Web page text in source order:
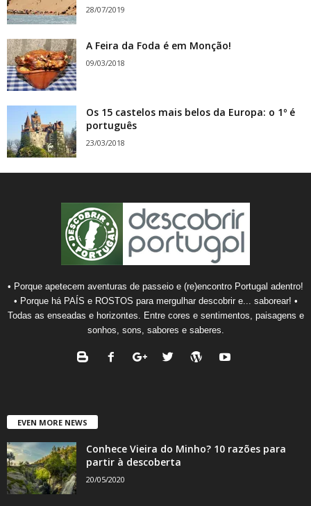
28/07/2019
A Feira da Foda é em Monção!
09/03/2018
Os 15 castelos mais belos da Europa: o 1º é
português
23/03/2018
• Porque apetecem aventuras de passeio e (re)encontro Portugal adentro!
• Porque há PAÍS e ROSTOS para mergulhar descobrir e... saborear! •
Todas as enseadas e horizontes. Entre cores e sentimentos, paisagens e
sonhos, sons, sabores e saberes.
EVEN MORE NEWS
Conhece Vieira do Minho? 10 razões para
partir à descoberta
20/05/2020